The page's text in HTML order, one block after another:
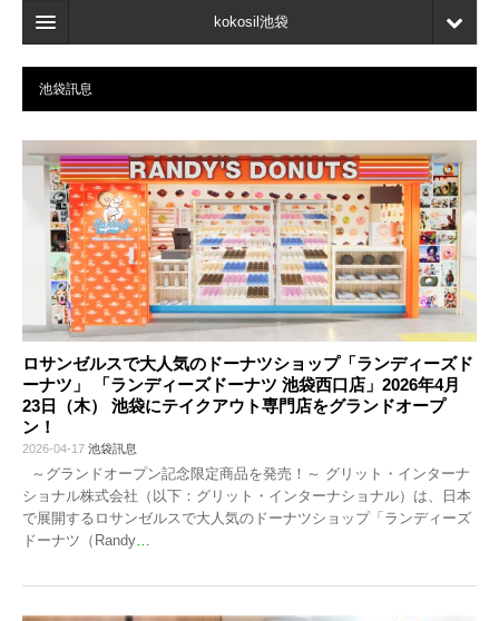
kokosil池袋
主頁
地圖
最新資訊
口碑
我的頁面
書簽
池袋訊息
ロサンゼルスで大人気のドーナツショップ「ランディーズド
ーナツ」 「ランディーズドーナツ 池袋西口店」2026年4月
23日（木） 池袋にテイクアウト専門店をグランドオープ
ン！
2026-04-17 池袋訊息
～グランドオープン記念限定商品を発売！～ グリット・インターナ
ショナル株式会社（以下：グリット・インターナショナル）は、日本
で展開するロサンゼルスで大人気のドーナツショップ「ランディーズ
ドーナツ（Randy…